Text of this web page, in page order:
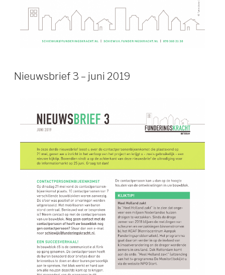
Nieuwsbrief 3 – juni 2019